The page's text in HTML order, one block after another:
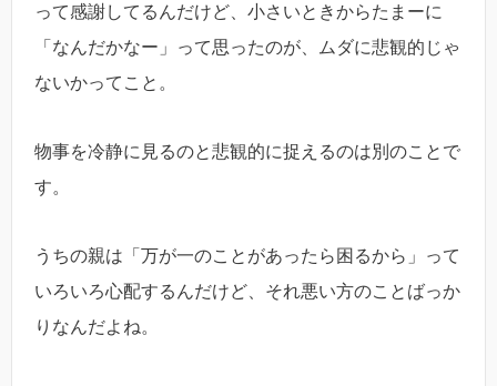
って感謝してるんだけど、小さいときからたまーに
「なんだかなー」って思ったのが、ムダに悲観的じゃ
ないかってこと。
物事を冷静に見るのと悲観的に捉えるのは別のことで
す。
うちの親は「万が一のことがあったら困るから」って
いろいろ心配するんだけど、それ悪い方のことばっか
りなんだよね。